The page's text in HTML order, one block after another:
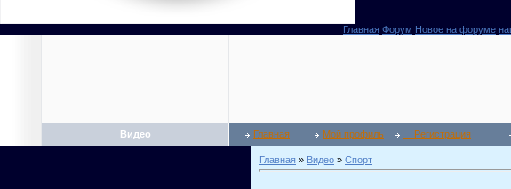
Главная Форум Новое на форуме
Видео Главная Мой профиль Регистрация
Главная » Видео » Спорт